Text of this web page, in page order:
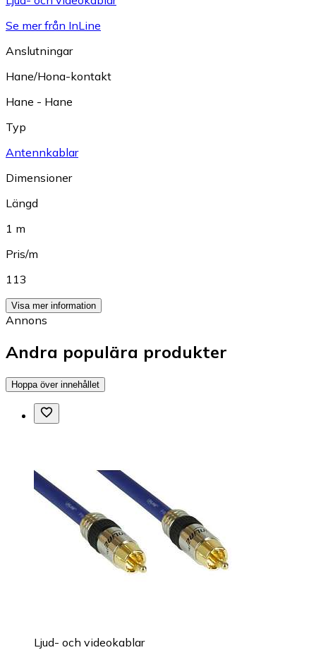
Se mer från InLine
Anslutningar
Hane/Hona-kontakt
Hane - Hane
Typ
Antennkablar
Dimensioner
Längd
1 m
Pris/m
113
Visa mer information
Annons
Andra populära produkter
Hoppa över innehållet
Ljud- och videokablar